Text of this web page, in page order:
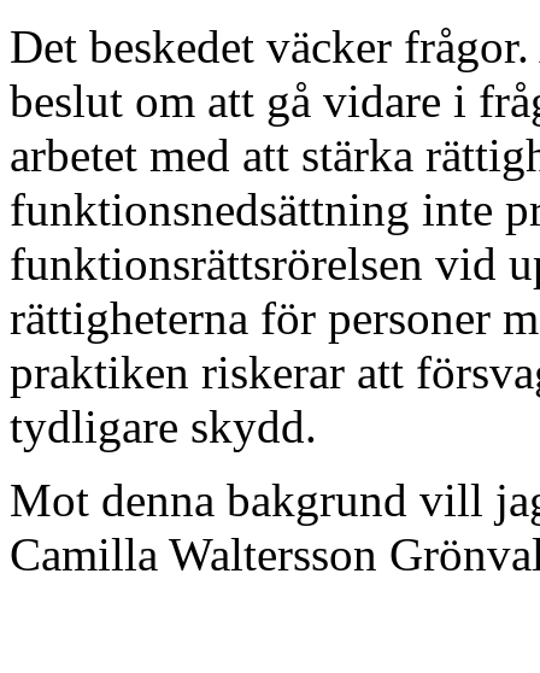
Det beskedet väcker
beslut om att gå vidare i
arbetet med att stärka
funktionsnedsättning inte
funktionsrättsrörelsen vid
rättigheterna för personer
praktiken riskerar att
tydligare skydd.
Mot denna bakgrund vill
Camilla Waltersson